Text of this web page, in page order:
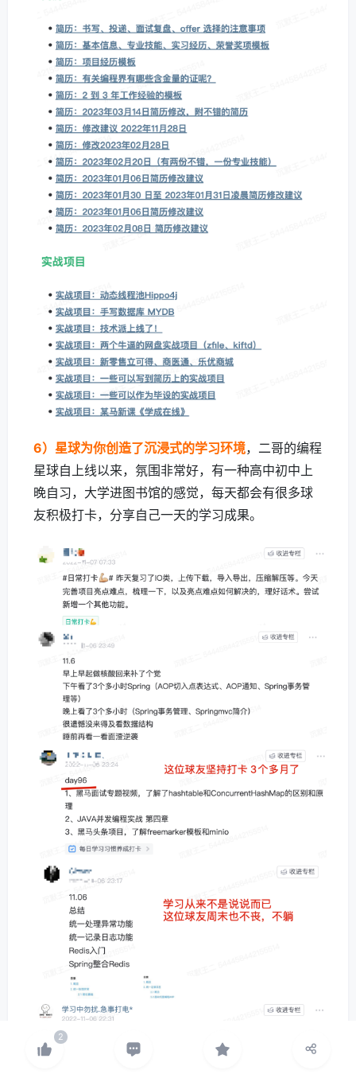
6）星球为你创造了沉浸式的学习环境，二哥的编程
星球自上线以来，氛围非常好，有一种高中初中上
晚自习，大学进图书馆的感觉，每天都会有很多球
友积极打卡，分享自己一天的学习成果。